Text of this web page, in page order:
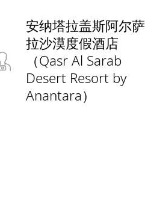
安纳塔拉盖斯阿尔萨
拉沙漠度假酒店
（Qasr Al Sarab
Desert Resort by
Anantara）